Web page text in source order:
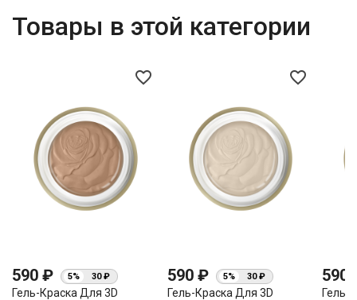
Товары в этой категории
favorite_border
590 ₽ 5% 30 ₽
Гель-Краска Для 3D
favorite_border
590 ₽ 5% 30 ₽
Гель-Краска Для 3D
590
Гель-